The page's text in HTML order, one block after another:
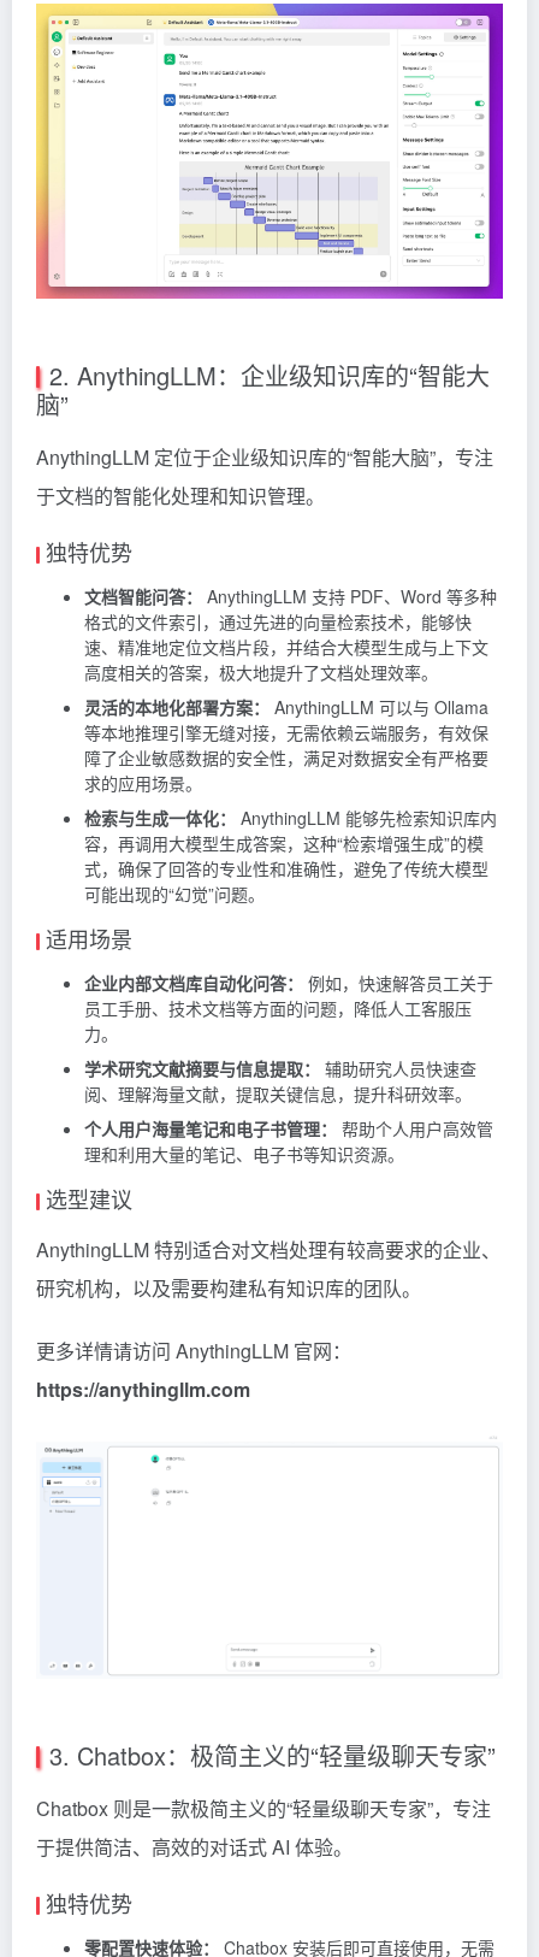
2. AnythingLLM：企业级知识库的“智能大
脑”
AnythingLLM 定位于企业级知识库的“智能大脑”，专注
于文档的智能化处理和知识管理。
独特优势
文档智能问答：
AnythingLLM 支持 PDF、Word 等多种
格式的文件索引，通过先进的向量检索技术，能够快
速、精准地定位文档片段，并结合大模型生成与上下文
高度相关的答案，极大地提升了文档处理效率。
灵活的本地化部署方案：
AnythingLLM 可以与 Ollama
等本地推理引擎无缝对接，无需依赖云端服务，有效保
障了企业敏感数据的安全性，满足对数据安全有严格要
求的应用场景。
检索与生成一体化：
AnythingLLM 能够先检索知识库内
容，再调用大模型生成答案，这种“检索增强生成”的模
式，确保了回答的专业性和准确性，避免了传统大模型
可能出现的“幻觉”问题。
适用场景
企业内部文档库自动化问答：
例如，快速解答员工关于
员工手册、技术文档等方面的问题，降低人工客服压
力。
学术研究文献摘要与信息提取：
辅助研究人员快速查
阅、理解海量文献，提取关键信息，提升科研效率。
个人用户海量笔记和电子书管理：
帮助个人用户高效管
理和利用大量的笔记、电子书等知识资源。
选型建议
AnythingLLM 特别适合对文档处理有较高要求的企业、
研究机构，以及需要构建私有知识库的团队。
更多详情请访问 AnythingLLM 官网：
https://anythingllm.com
3. Chatbox：极简主义的“轻量级聊天专家”
Chatbox 则是一款极简主义的“轻量级聊天专家”，专注
于提供简洁、高效的对话式 AI 体验。
独特优势
零配置快速体验： Chatbox 安装后即可直接使用，无需